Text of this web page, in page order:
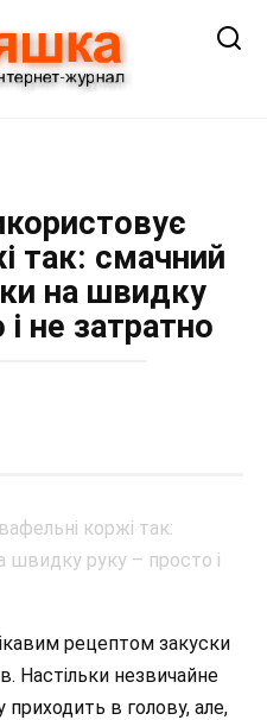
так: смачний
на швидку
не затратно
рецептом закуски
Настільки незвичайне
в голову, але,